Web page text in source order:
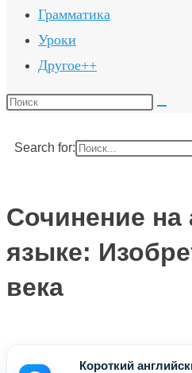
Грамматика
Уроки
Другое++
Поиск
сайте
Search for:
Сочинение на
языке:
века
Короткий